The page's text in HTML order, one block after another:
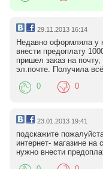
29.11.2013 16:14
Недавно оформляла у
внести предоплату
пришел заказ на
эл.почте. Получила
0 0
23.01.2013 19:41
подскажите
интернет- магазине
нужно внести